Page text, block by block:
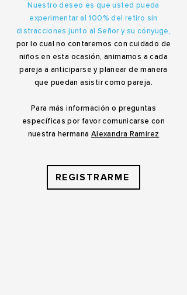
Nuestro deseo es que usted pueda
experimentar al 100% del retiro sin
distracciones junto al Señor y su cónyuge,
por lo cual no contaremos con cuidado de
niños en esta ocasión, animamos a cada
pareja a anticiparse y planear de manera
que puedan asistir como pareja.
Para más información o preguntas
específicas por favor comunicarse con
nuestra hermana Alexandra Ramirez
REGISTRARME